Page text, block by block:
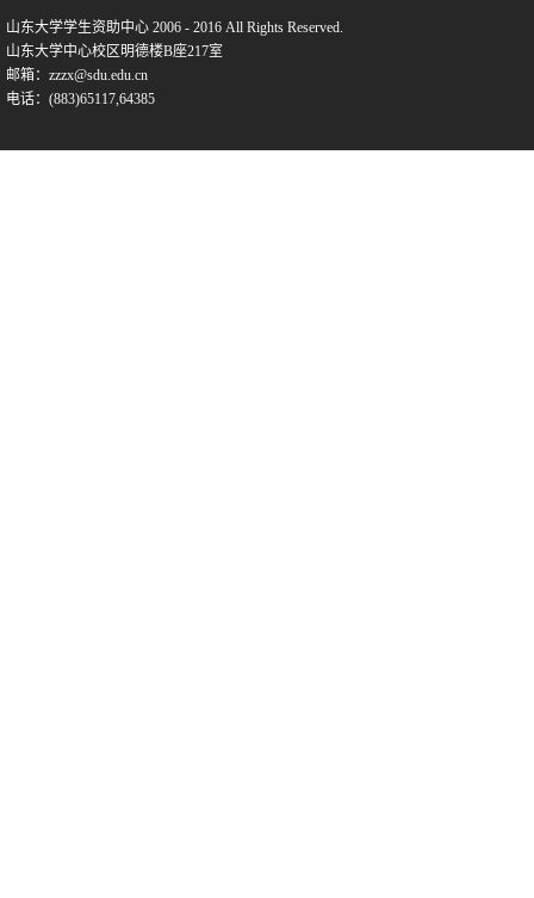
山东大学学生资助中心 2006 - 2016 All Rights Reserved.
山东大学中心校区明德楼B座217室
邮箱：zzzx@sdu.edu.cn
电话：(883)65117,64385